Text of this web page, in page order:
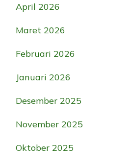
April 2026
Maret 2026
Februari 2026
Januari 2026
Desember 2025
November 2025
Oktober 2025